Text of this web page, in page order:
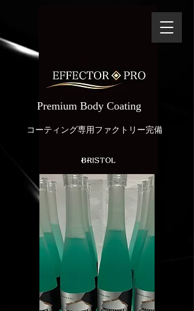
​Premium Body Coating
​コーティング専用ファクトリー完備